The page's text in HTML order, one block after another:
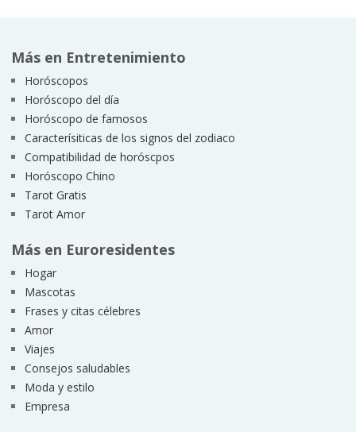
Más en Entretenimiento
Horóscopos
Horóscopo del día
Horóscopo de famosos
Caracterísiticas de los signos del zodiaco
Compatibilidad de horóscpos
Horóscopo Chino
Tarot Gratis
Tarot Amor
Más en Euroresidentes
Hogar
Mascotas
Frases y citas célebres
Amor
Viajes
Consejos saludables
Moda y estilo
Empresa